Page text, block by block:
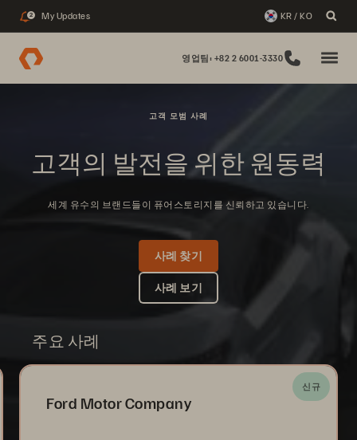
2 My Updates KR / KO
영업팀: +82 2 6001-3330
고객 모범 사례
고객의 발전을 위한 원동력
세계 유수의 브랜드들이 퓨어스토리지를 신뢰하고 있습니다.
사례 찾기
사례 보기
주요 사례
신규
Ford Motor Company